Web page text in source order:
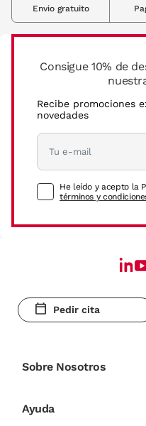
Consigue 10% de
Recibe promociones
novedades
He leído y acepto la
términos y
Envio gratuito
Pedir cita
Sobre Nosotros
Ayuda